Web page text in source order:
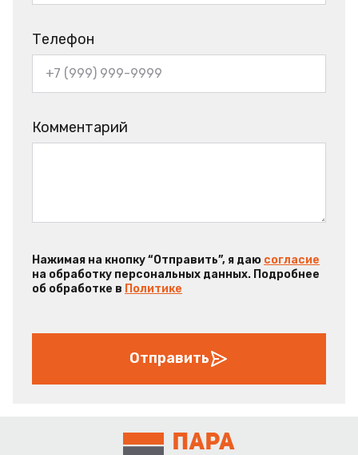
Телефон
Комментарий
Нажимая на кнопку “Отправить”, я даю согласие
на обработку персональных данных. Подробнее
об обработке в Политике
Отправить